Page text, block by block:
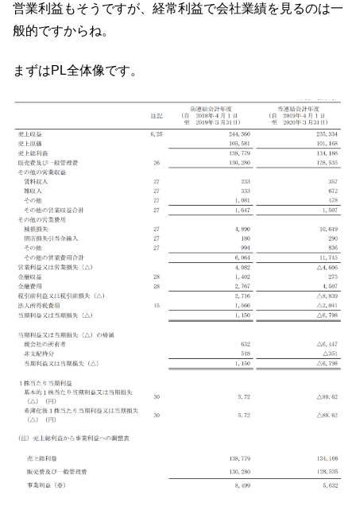
営業利益もそうですが、経常利益で会社業績を見るのは一
般的ですからね。
まずはPL全体像です。